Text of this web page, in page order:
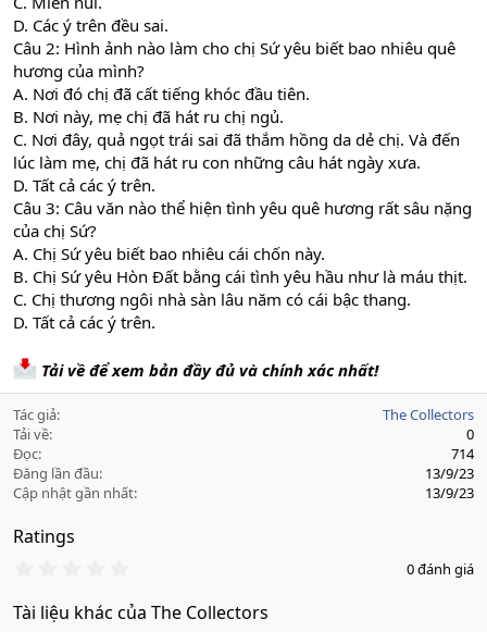
D. Các ý trên đều sai.
Câu 2: Hình ảnh nào làm cho chị Sứ yêu biết bao nhiêu quê
hương của mình?
A. Nơi đó chị đã cất tiếng khóc đầu tiên.
B. Nơi này, mẹ chị đã hát ru chị ngủ.
C. Nơi đây, quả ngọt trái sai đã thắm hồng da dẻ chị. Và đến
lúc làm mẹ, chị đã hát ru con những câu hát ngày xưa.
D. Tất cả các ý trên.
Câu 3: Câu văn nào thể hiện tình yêu quê hương rất sâu nặng
của chị Sứ?
A. Chị Sứ yêu biết bao nhiêu cái chốn này.
B. Chị Sứ yêu Hòn Đất bằng cái tình yêu hầu như là máu thịt.
C. Chị thương ngôi nhà sàn lâu năm có cái bậc thang.
D. Tất cả các ý trên.
Tải về để xem bản đầy đủ và chính xác nhất!
Tác giả
The Collectors
Tải về
0
Đọc
714
Đăng lần đầu
13/9/23
Cập nhật gần nhất
13/9/23
Ratings
0
0
0 đánh giá
Tài liệu khác của The Collectors